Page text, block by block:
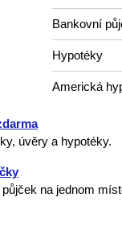
Bankovní
Hypotéky
Americká
úvěry a hypotéky.
na jednom